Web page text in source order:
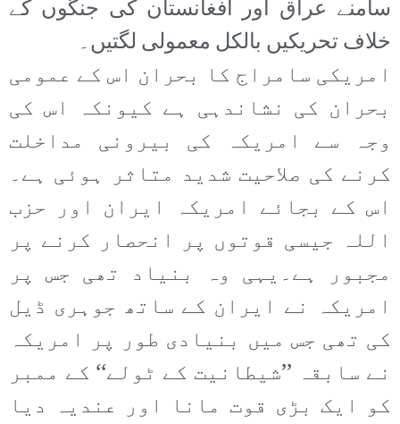
سامنے عراق اور افغانستان کی جنگوں کے
خلاف تحریکیں بالکل معمولی لگتیں۔
امریکی سامراج کا بحران اس کے عمومی
بحران کی نشاندہی ہے کیونکہ اس کی
وجہ سے امریکہ کی بیرونی مداخلت
کرنے کی صلاحیت شدید متاثر ہوئی ہے۔
اس کے بجائے امریکہ ایران اور حزب
اللہ جیسی قوتوں پر انحصار کرنے پر
مجبور ہے۔یہی وہ بنیاد تھی جس پر
امریکہ نے ایران کے ساتھ جوہری ڈیل
کی تھی جس میں بنیادی طور پر امریکہ
نے سابقہ ’’شیطانیت کے ٹولے‘‘ کے ممبر
کو ایک بڑی قوت مانا اور عندیہ دیا